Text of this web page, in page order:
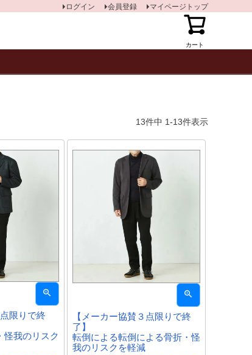
カート
ログイン 会員登録 マイページトップ
13件中 1-13件表示
限りで終
怪我のリスク
【メーカー協賛３点限りで終
了】
転倒による転倒による骨折・怪
我のリスクを軽減